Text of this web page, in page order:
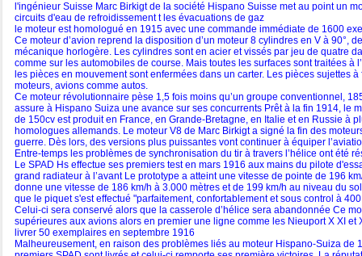
l'ingénieur Suisse Marc Birkigt de la société Hispano Suisse met au point un
circuits d'eau de refroidissement t les évacuations de gaz
le moteur est homologué en 1915 avec une commande immédiate de 1600
Ce moteur d’avion reprend la disposition d’un moteur 8 cylindres en V à 90°,
mécanique horlogère. Les cylindres sont en acier et vissés par jeu de quatre
comme sur les automobiles de course. Mais toutes les surfaces sont traitées à
les pièces en mouvement sont enfermées dans un carter. Les pièces
moteurs, avions comme autos.
Ce moteur révolutionnaire pèse 1,5 fois moins qu’un groupe conventionnel,
assure à Hispano Suiza une avance sur ses concurrents Prêt à la fin 1914, le
de 150cv est produit en France, en Grande-Bretagne, en Italie et en Russie à
homologues allemands. Le moteur V8 de Marc Birkigt a signé la fin des
guerre. Dès lors, des versions plus puissantes vont continuer à équiper
Entre-temps les problèmes de synchronisation du tir à travers l’hélice ont été
Le SPAD Hs effectue ses premiers test en mars 1916 aux mains du pilote
grand radiateur à l’avant Le prototype a atteint une vitesse de pointe de 196
donne une vitesse de 186 km/h à 3.000 mètres et de 199 km/h au niveau du
que le piquet s'est effectué "parfaitement, confortablement et sous control à
Celui-ci sera conservé alors que la casserole d’hélice sera abandonnée Ce
supérieures aux avions alors en premier une ligne comme les Nieuport X XI
livrer 50 exemplaires en septembre 1916
Malheureusement, en raison des problèmes liés au moteur Hispano-Suiza